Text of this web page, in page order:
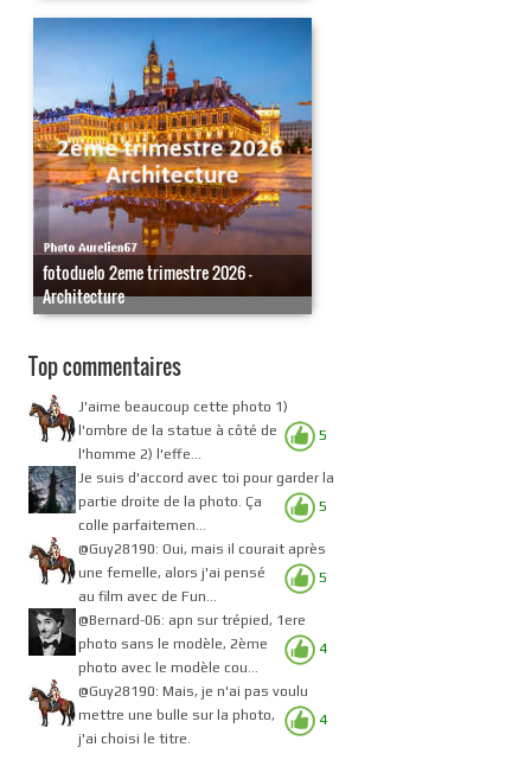
fotoduelo 2eme trimestre 2026 -
Architecture
Top commentaires
5
J'aime beaucoup cette photo 1)
l'ombre de la statue à côté de
l'homme 2) l'effe...
5
Je suis d'accord avec toi pour garder la
partie droite de la photo. Ça
colle parfaitemen...
5
@Guy28190: Oui, mais il courait après
une femelle, alors j'ai pensé
au film avec de Fun...
4
@Bernard-06: apn sur trépied, 1ere
photo sans le modèle, 2ème
photo avec le modèle cou...
4
@Guy28190: Mais, je n'ai pas voulu
mettre une bulle sur la photo,
j'ai choisi le titre.